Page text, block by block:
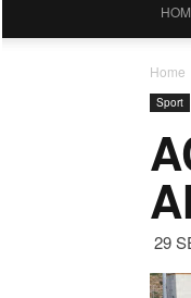
Home
Sport
29